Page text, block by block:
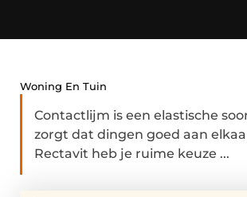
Woning En Tuin
Contactlijm is een elastische
zorgt dat dingen goed aan
Rectavit heb je ruime keuze ...